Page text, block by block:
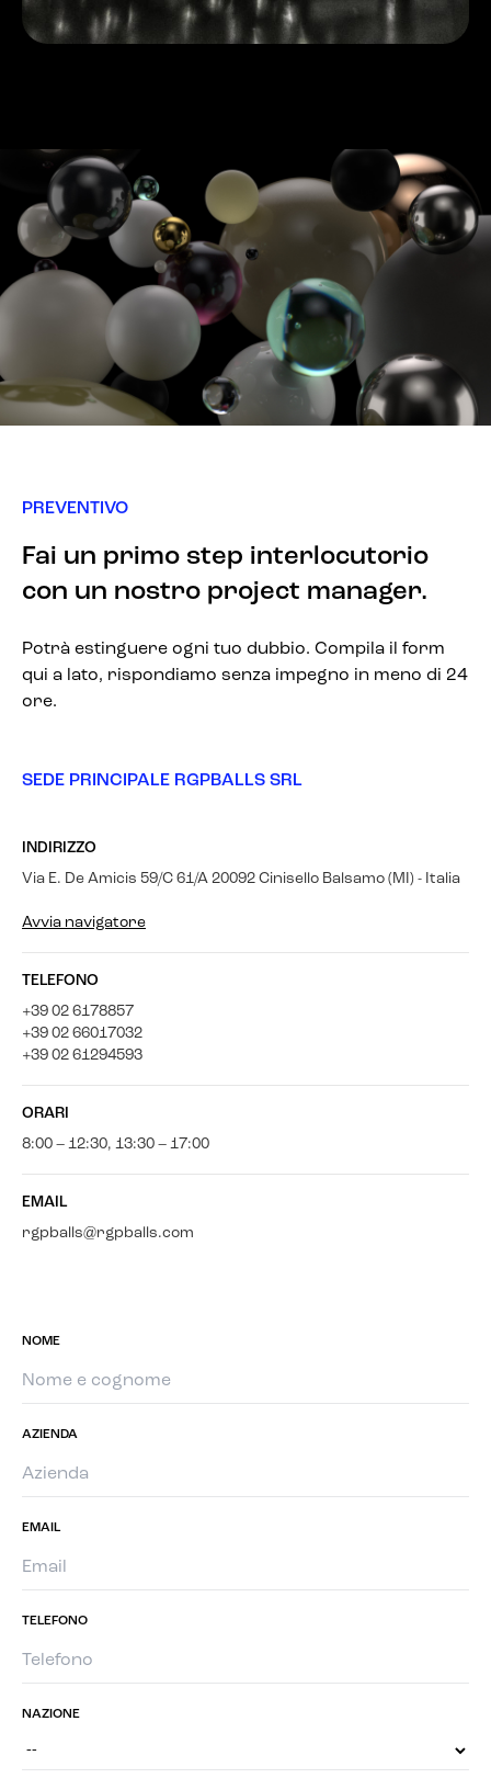
PREVENTIVO
Fai un primo step interlocutorio
con un nostro project manager.
Potrà estinguere ogni tuo dubbio. Compila il form
qui a lato, rispondiamo senza impegno in meno di 24
ore.
SEDE PRINCIPALE RGPBALLS SRL
INDIRIZZO
Via E. De Amicis 59/C 61/A 20092 Cinisello Balsamo (MI) - Italia
Avvia navigatore
TELEFONO
+39 02 6178857
+39 02 66017032
+39 02 61294593
ORARI
8:00 – 12:30, 13:30 – 17:00
EMAIL
rgpballs@rgpballs.com
NOME
AZIENDA
EMAIL
TELEFONO
NAZIONE